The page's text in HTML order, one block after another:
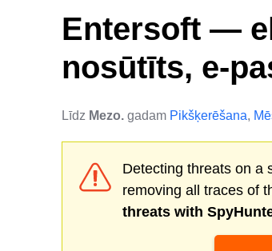
Entersoft —
nosūtīts, e-
Līdz Mezo. gadam Pikšķerēšana,
Detecting threats on a
removing all traces of
threats with